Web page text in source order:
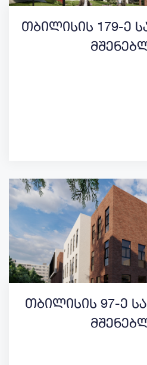
თბილისის 179-ე
თბილისის 97-ე